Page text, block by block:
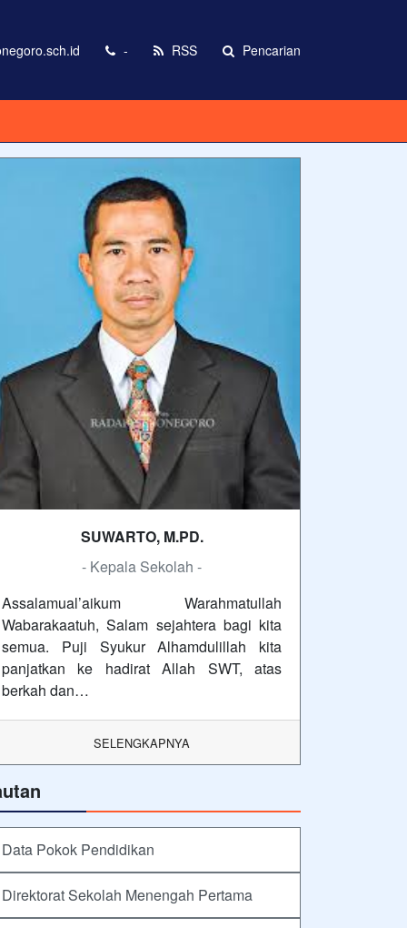
- RSS Pencarian
SUWARTO, M.PD.
- Kepala Sekolah -
Assalamual’aikum Warahmatullah
Wabarakaatuh, Salam sejahtera bagi kita
semua. Puji Syukur Alhamdulillah kita
panjatkan ke hadirat Allah SWT, atas
berkah dan…
SELENGKAPNYA
Data Pokok Pendidikan
Direktorat Sekolah Menengah Pertama